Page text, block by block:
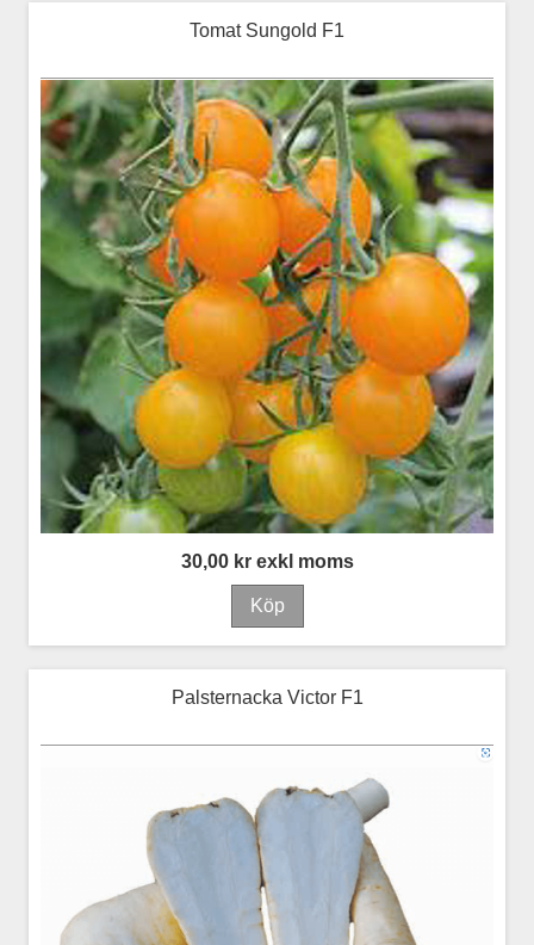
Tomat Sungold F1
30,00 kr exkl moms
Palsternacka Victor F1